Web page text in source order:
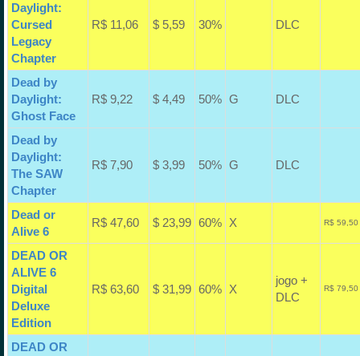
Daylight:
Cursed
Legacy
Chapter
R$ 11,06 $ 5,59 30% DLC
Dead by
Daylight:
Ghost Face
R$ 9,22 $ 4,49 50% G DLC
Dead by
Daylight:
The SAW
Chapter
R$ 7,90 $ 3,99 50% G DLC
Dead or
Alive 6
R$ 47,60 $ 23,99 60% X R$
DEAD OR
ALIVE 6
Digital
Deluxe
Edition
R$ 63,60 $ 31,99 60% X
jogo +
DLC
R$
DEAD OR